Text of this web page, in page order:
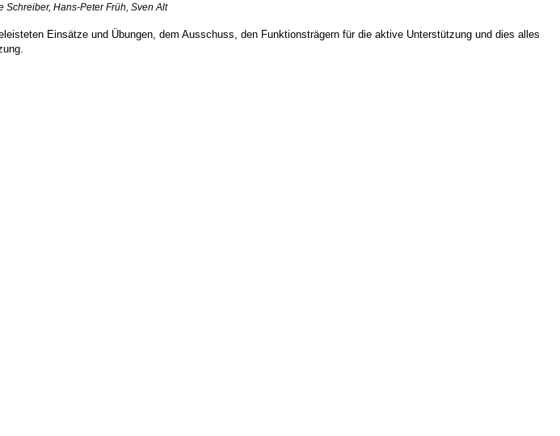
Schreiber, Hans-Peter Früh, Sven Alt
Einsätze und Übungen, dem Ausschuss, den Funktionsträgern für die aktive Unterstützung und dies alles